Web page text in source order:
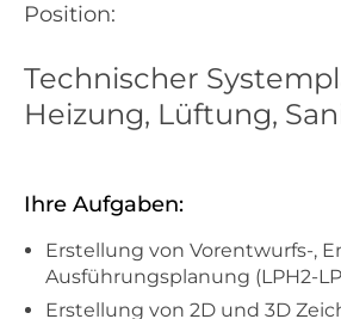
Position:
Technischer
Heizung, Lüftung,
Ihre Aufgaben:
Erstellung von Vorentwurfs-,
Ausführungsplanung (LPH2-
Erstellung von 2D und 3D